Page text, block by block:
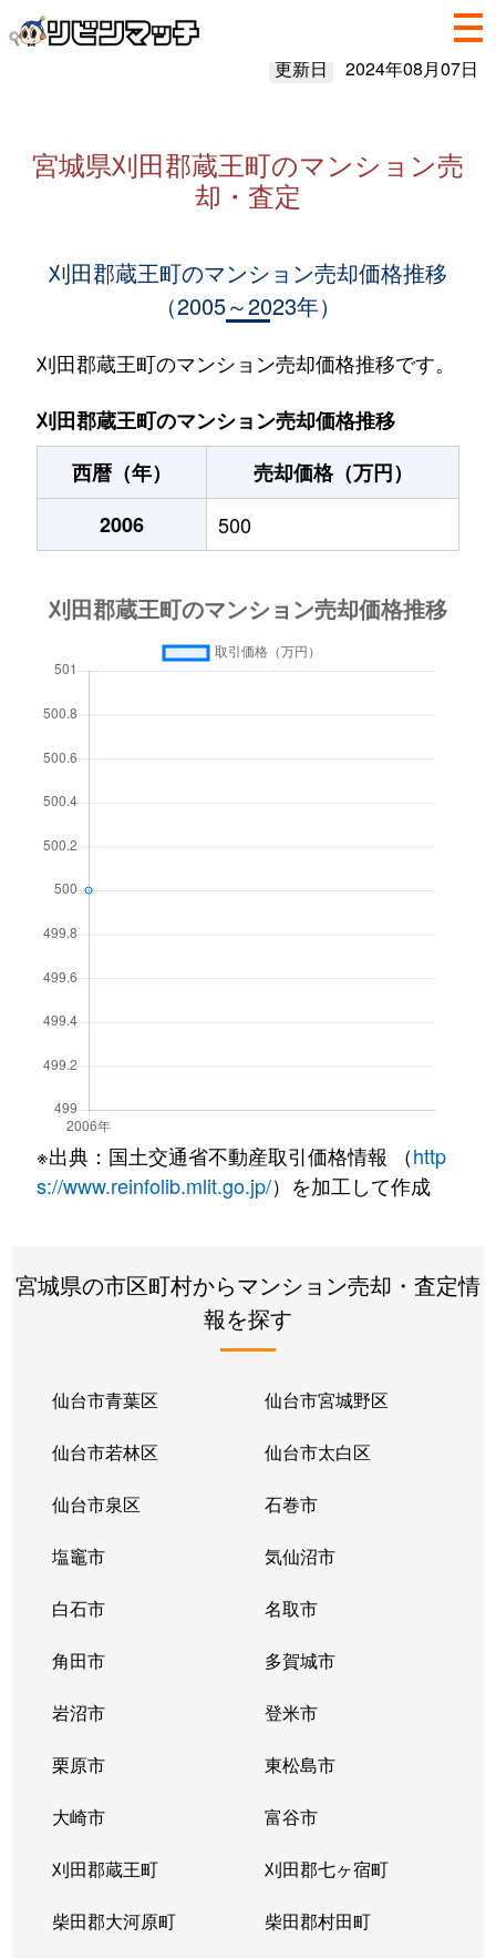
更新日 2024年08月07日
宮城県刈田郡蔵王町のマンション売
却・査定
刈田郡蔵王町のマンション売却価格推移
（2005～2023年）
刈田郡蔵王町のマンション売却価格推移です。
刈田郡蔵王町のマンション売却価格推移
西暦（年）
売却価格（万円）
2006
500
※出典：国土交通省不動産取引価格情報 （http
s://www.reinfolib.mlit.go.jp/）を加工して作成
宮城県の市区町村からマンション売却・査定情
報を探す
仙台市青葉区 仙台市宮城野区
仙台市若林区 仙台市太白区
仙台市泉区 石巻市
塩竈市 気仙沼市
白石市 名取市
角田市 多賀城市
岩沼市 登米市
栗原市 東松島市
大崎市 富谷市
刈田郡蔵王町 刈田郡七ヶ宿町
柴田郡大河原町 柴田郡村田町